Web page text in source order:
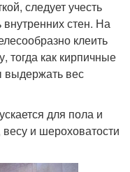
следует учесть
стен. На
клеить
тогда как кирпичные
выдержать вес
для пола и
и шероховатости